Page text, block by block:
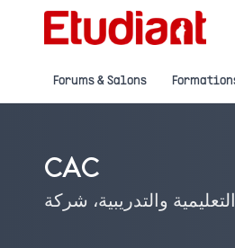
Forums & Salons
CAC
والتدريبية، شركة